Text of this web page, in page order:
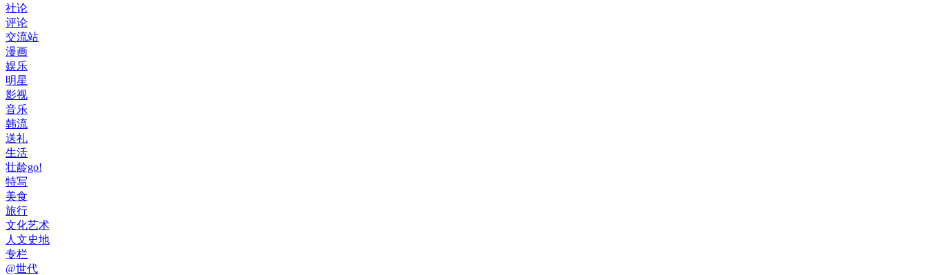
社论
评论
交流站
漫画
娱乐
明星
影视
音乐
韩流
送礼
生活
壮龄go!
特写
美食
旅行
文化艺术
人文史地
专栏
@世代